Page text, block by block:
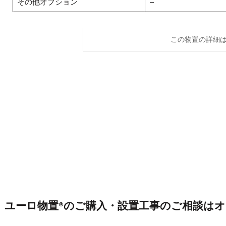
この物置の詳細
ユーロ物置®のご購入・設置工事のご相談は